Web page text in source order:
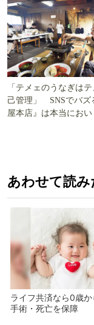
「テメェのうなぎは
己管理」 SNSでバズ
屋本店』は本当にお
あわせて読み
ライフ共済なら0歳か
手術・死亡を保障